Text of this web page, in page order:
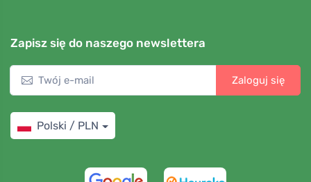
Zapisz się do naszego newslettera
Zaloguj się
Polski / PLN